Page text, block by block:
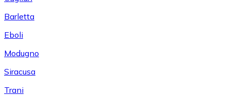
Barletta
Eboli
Modugno
Siracusa
Trani